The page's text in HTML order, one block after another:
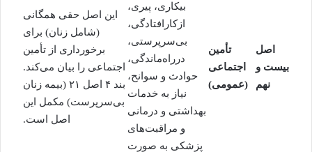
اصل
بیست و
نهم
تأمین
اجتماعی
(عمومی)
بیکاری، پیری،
ازکارافتادگی،
بی‌سرپرستی،
درراه‌ماندگی،
حوادث و سوانح،
نیاز به خدمات
بهداشتی و درمانی
و مراقبت‌های
پزشکی به صورت
این اصل حقی همگانی
(شامل زنان) برای
برخورداری از تأمین
اجتماعی را بیان می‌کند.
بند ۴ اصل ۲۱ (بیمه زنان
بی‌سرپرست) مکمل این
اصل است.